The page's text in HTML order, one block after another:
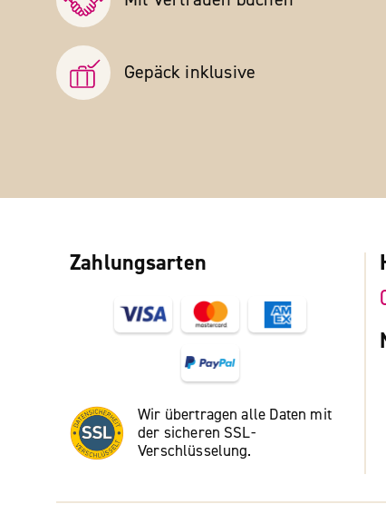
Gepäck inklusive
Zahlungsarten
Wir übertragen alle Daten mit
der sicheren SSL-
Verschlüsselung.